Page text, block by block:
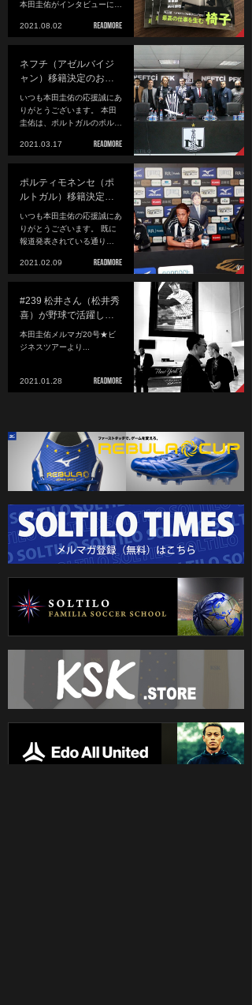
本田圭佑がインタビューに…
2021.08.02
ネフチ（アゼルバイジ
ャン）移籍決定のお…
いつも本田圭佑の応援誠にあ
りがとうございます。 本田
圭佑は、ポルトガルのポル…
2021.03.17
ポルティモネンセ（ポ
ルトガル）移籍決定…
いつも本田圭佑の応援誠にあ
りがとうございます。 既に
報道発表されている通り…
2021.02.09
#239 松井さん（松井秀
喜）が野球で活躍し…
本田圭佑メルマガ20号★ビ
ジネスツアーより...
2021.01.28